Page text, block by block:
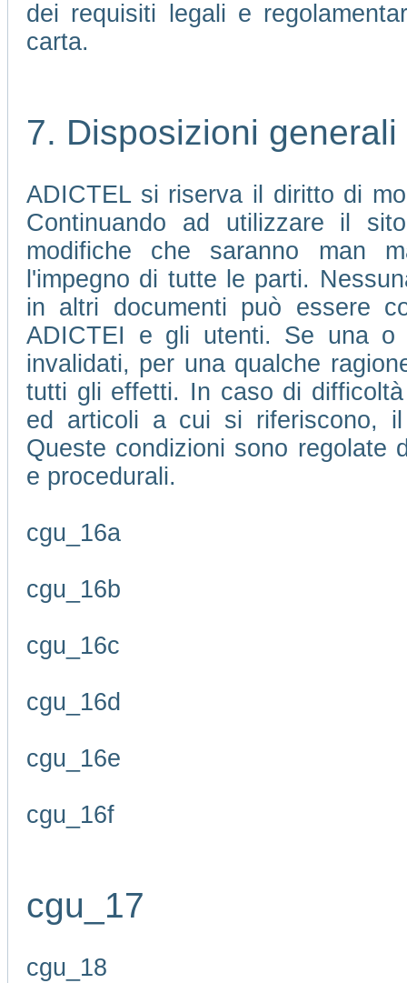
dei requisiti legali e
carta.
7. Disposizioni generali
ADICTEL si riserva il diritto di
Continuando ad utilizzare il
modifiche che saranno man
l'impegno di tutte le parti.
in altri documenti può essere
ADICTEI e gli utenti. Se una o
invalidati, per una qualche
tutti gli effetti. In caso di
ed articoli a cui si riferiscono,
Queste condizioni sono regolate
e procedurali.
cgu_16a
cgu_16b
cgu_16c
cgu_16d
cgu_16e
cgu_16f
cgu_17
cgu_18